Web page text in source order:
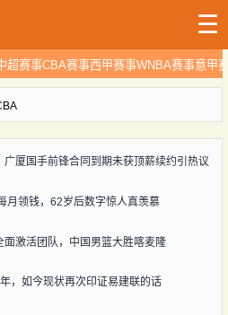
☰
超赛事CBA赛事西甲赛事WNBA赛事意甲
厦国手前锋合同到期未获顶薪续约引热议
月领钱，62岁后数字惊人真羡慕
激活团队，中国男篮大胜喀麦隆
，如今现状再次印证易建联的话